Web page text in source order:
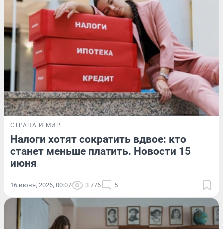
СТРАНА И МИР
Налоги хотят сократить вдвое: кто
станет меньше платить. Новости 15
июня
16 июня, 2026, 00:07 3 776 5